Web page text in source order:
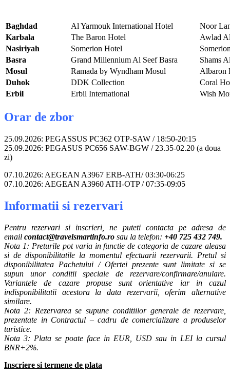
Baghdad Al Yarmouk International Hotel
Noor
Karbala
The Baron Hotel
Awlad
Nasiriyah
Somerion Hotel
Basra
Grand Millennium Al Seef Basra
Shams
Mosul
Ramada by Wyndham Mosul
Albaron
Duhok
DDK Collection
Coral
Erbil
Erbil International Wish
Orar de zbor
25.09.2026: PEGASSUS PC362 OTP-SAW / 18:50-20:15
25.09.2026: PEGASUS PC656 SAW-BGW / 23.35-02.20 (a doua
zi)
07.10.2026: AEGEAN A3967 ERB-ATH/ 03:30-06:25
07.10.2026: AEGEAN A3960 ATH-OTP / 07:35-09:05
Informatii si rezervari
Pentru rezervari si inscrieri, ne puteti contacta pe adresa de
email contact@travelsmartinfo.ro sau la telefon: +40 725 432 749.
Nota 1: Preturile pot varia in functie de categoria de cazare aleasa
si de disponibilitatile la momentul efectuarii rezervarii. Pretul si
disponibilitatea Pachetului / Ofertei prezente sunt limitate si se
supun unor conditii speciale de rezervare/confirmare/anulare.
Variantele de cazare propuse sunt orientative iar in cazul
indisponibilitatii acestora la data rezervarii, oferim alternative
similare.
Nota 2: Rezervarea se supune conditiilor generale de rezervare,
prezentate in Contractul – cadru de comercializare a produselor
turistice.
Nota 3: Plata se poate face in EUR, USD sau in LEI la cursul
BNR+2%.
Inscriere si termene de plata